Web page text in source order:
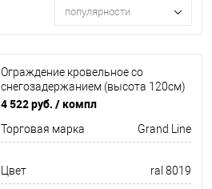
популярности
Ограждение кровельное со
снегозадержанием (высота 120см)
Optima Оцинков+порошковый окрас
4 522 руб. / компл
Торговая марка Grand Line
Цвет ral 8019